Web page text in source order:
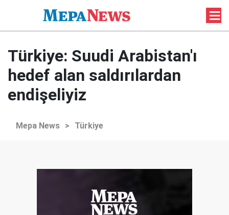
Türkiye: Suudi Arabistan'ı
hedef alan saldırılardan
endişeliyiz
Mepa News > Türkiye